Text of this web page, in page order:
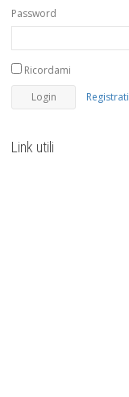
Password
Ricordami
Registrati
Link utili